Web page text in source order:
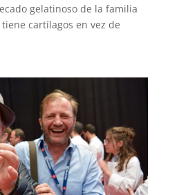
gelatinoso de la familia
cartílagos en vez de